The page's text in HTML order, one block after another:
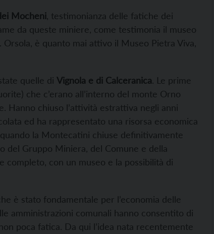
Mocheni , testimonianza delle fatiche dei
da queste miniere, come testimonia il museo
è quanto mai attivo il Museo Pietra Viva,
quelle di Vignola e di Calceranica. Le prime
che c’erano all’interno del monte Orno
Hanno chiuso l’attività estrattiva negli anni
ed ha rappresentato una risorsa economica
la Montecatini chiuse definitivamente
del Gruppo Miniera, del Comune e della
completo, con un museo e la possibilità di
è stato fondamentale per l’economia delle
amministrazioni comunali hanno consentito di
poca fatica. Da qui l’idea nata recentemente